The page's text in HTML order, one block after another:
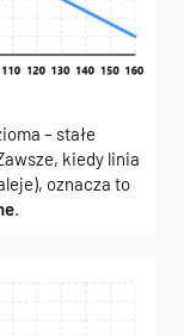
– stałe
kiedy linia
oznacza to
.